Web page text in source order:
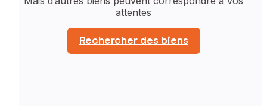
attentes
Rechercher des biens